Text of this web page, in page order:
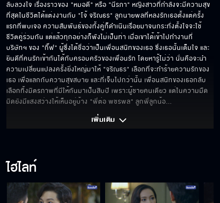
ลับลวงใจ เรื่องราวของ "หมอดี" หรือ "นีรภา" หญิงสาวที่กำลังจะมีความสุข
ที่สุดในชีวิตได้แต่งงานกับ "โจ้ จริณธร" ลูกนายพลที่หลงรักเธอตั้งแต่ครั้ง
แรกที่พบเจอ ความสัมพันธ์ของทั้งคู่ก็ดำเนินเรื่อยมาจนกระทั่งตั้งใจจะใช้
ชีวิตคู่ร่วมกัน แต่แล้วทุกอย่างก็พังไม่เป็นท่า เมื่อเขาได้เข้าไปทำงานที่
บริษัทฯ ของ "กิ๊ฟ" ผู้ซึ่งได้ชื่อว่าเป็นเพื่อนสนิทของเธอ ซึ่งเธอนั้นเต็มใจ และ
ยินดีที่คนรักเข้ากันได้กับครอบครัวของเพื่อนรัก โดยหารู้ไม่ว่า นั่นคือจะนำ
ความเปลี่ยนแปลงครั้งยิ่งใหญ่มาให้ "จริณธร" เลือกที่จะทำร้ายความรักของ
เธอ เพื่อแลกกับความสุขสบาย และที่เจ็บไปกว่านั้น เพื่อนสนิทของเธอกลับ
เลือกทิ้งมิตรภาพที่มีให้กันมาเป็นสิบปี เพราะผู้ชายคนเดียว แต่ในความมืด
มิดยังมีแสงสว่างให้เห็นอยู่บ้าง "พี่ต่อ พชรพล" ลูกพี่ลูกน้อ...
เพิ่มเติม
ไฮไลท์